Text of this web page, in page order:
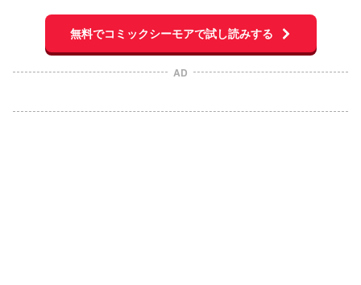
無料でコミックシーモアで試し読みする
AD